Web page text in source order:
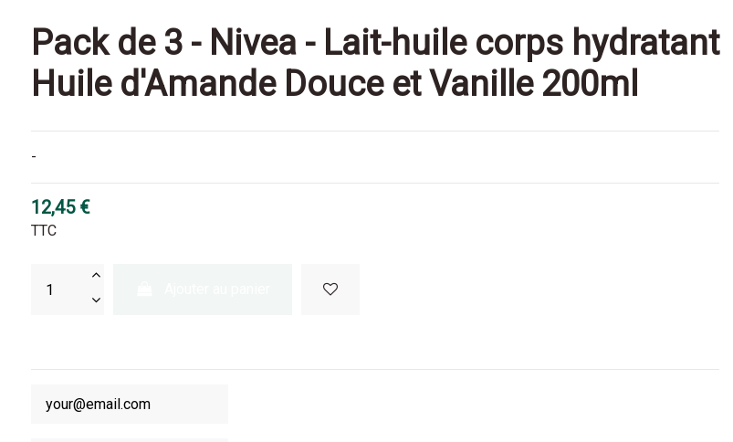
Pack de 3 - Nivea - Lait-huile corps hydratant
Huile d'Amande Douce et Vanille 200ml
-
12,45 €
TTC